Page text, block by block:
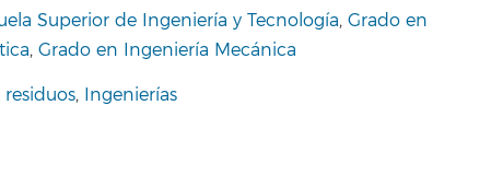
Superior de Ingeniería y Tecnología, Grado en
, Grado en Ingeniería Mecánica
, Ingenierías